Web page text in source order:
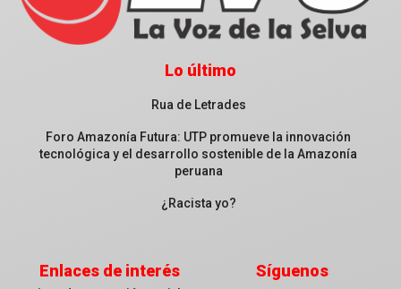
Lo último
Rua de Letrades
Foro Amazonía Futura: UTP promueve la innovación
tecnológica y el desarrollo sostenible de la Amazonía
peruana
¿Racista yo?
Enlaces de interés Síguenos